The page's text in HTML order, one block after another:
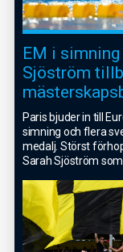
EM i simning
Sjöström
Paris bjuder in till
simning och flera
medalj. Störst
Sarah Sjöström